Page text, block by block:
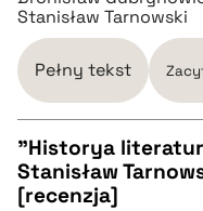
BIBTEX
pobierz cytat
Stanisław Tarnowski
Pełny tekst
CZYSTY TEKST
"Historya
Stanisław
[recenzja]